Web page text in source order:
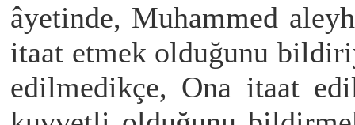
âyetinde, Muhammed
itaat etmek olduğunu
edilmedikçe, Ona itaat